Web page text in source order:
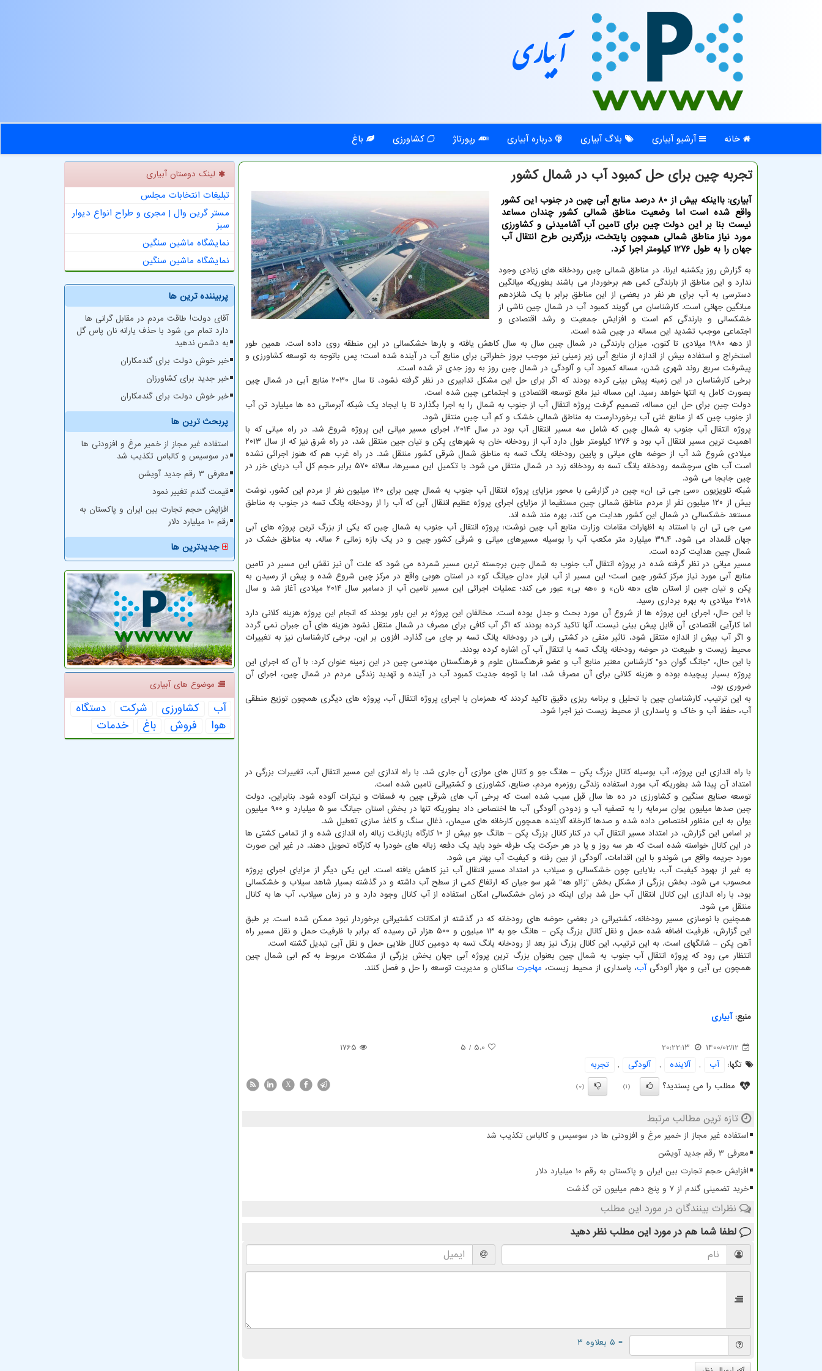
آبیاری
خانه آرشیو آبیاری بلاگ آبیاری درباره آبیاری رپورتاژ کشاورزی باغ
تجربه چین برای حل كمبود آب در شمال كشور
آبیاری: بااینکه بیش از 80 درصد منابع آبی چین در جنوب این کشور
واقع شده است اما وضعیت مناطق شمالی کشور چندان مساعد
نیست بنا بر این دولت چین برای تامین آب آشامیدنی و کشاورزی
مورد نیاز مناطق شمالی همچون پایتخت، بزرگترین طرح انتقال آب
جهان را به طول 1276 کیلومتر اجرا کرد.
به گزارش روز یکشنبه ایرنا، در مناطق شمالی چین رودخانه های زیادی وجود
ندارد و این مناطق از بارندگی کمی هم برخوردار می باشند بطوریکه میانگین
دسترسی به آب برای هر نفر در بعضی از این مناطق برابر با یک شانزدهم
میانگین جهانی است. کارشناسان می گویند کمبود آب در شمال چین ناشی از
خشکسالی و بارندگی کم است و افزایش جمعیت و رشد اقتصادی و
اجتماعی موجب تشدید این مساله در چین شده است.
از دهه ۱۹۸۰ میلادی تا کنون، میزان بارندگی در شمال چین سال به سال کاهش یافته و بارها خشکسالی در این منطقه روی داده است. همین طور
استخراج و استفاده بیش از اندازه از منابع آبی زیر زمینی نیز موجب بروز خطراتی برای منابع آب در آینده شده است؛ پس باتوجه به توسعه کشاورزی و
پیشرفت سریع روند شهری شدن، مساله کمبود آب و آلودگی در شمال چین روز به روز جدی تر شده است.
برخی کارشناسان در این زمینه پیش بینی کرده بودند که اگر برای حل این مشکل تدابیری در نظر گرفته نشود، تا سال ۲۰۳۰ منابع آبی در شمال چین
بصورت کامل به انتها خواهد رسید. این مساله نیز مانع توسعه اقتصادی و اجتماعی چین شده است.
دولت چین برای حل این مساله، تصمیم گرفت پروژه انتقال آب از جنوب به شمال را به اجرا بگذارد تا با ایجاد یک شبکه آبرسانی ده ها میلیارد تن آب
از جنوب چین که از منابع غنی آب برخوردارست به مناطق شمالی خشک و کم آب چین منتقل شود.
پروژه انتقال آب جنوب به شمال چین که شامل سه مسیر انتقال آب بود در سال ۲۰۱۴، اجرای مسیر میانی این پروژه شروع شد. در راه میانی که با
اهمیت ترین مسیر انتقال آب بود و ۱۲۷۶ کیلومتر طول دارد آب از رودخانه خان به شهرهای پکن و تیان جین منتقل شد، در راه شرق نیز که از سال ۲۰۱۳
میلادی شروع شد آب از حوضه های میانی و پایین رودخانه یانگ تسه به مناطق شمال شرقی کشور منتقل شد. در راه غرب هم که هنوز اجرائی نشده
است آب های سرچشمه رودخانه یانگ تسه به رودخانه زرد در شمال منتقل می شود. با تکمیل این مسیرها، سالانه ۵۷۰ برابر حجم کل آب دریای خزر در
چین جابجا می شود.
شبکه تلویزیون «سی جی تی ان» چین در گزارشی با محور مزایای پروژه انتقال آب جنوب به شمال چین برای ۱۲۰ میلیون نفر از مردم این کشور، نوشت
بیش از ۱۲۰ میلیون نفر از مردم مناطق شمالی چین مستقیما از مزایای اجرای پروژه عظیم انتقال آبی که آب را از رودخانه یانگ تسه در جنوب به مناطق
مستعد خشکسالی در شمال این کشور هدایت می کند، بهره مند شده اند.
سی جی تی ان با استناد به اظهارات مقامات وزارت منابع آب چین نوشت: پروژه انتقال آب جنوب به شمال چین که یکی از بزرگ ترین پروژه های آبی
جهان قلمداد می شود، ۳۹.۴ میلیارد متر مکعب آب را بوسیله مسیرهای میانی و شرقی کشور چین و در یک بازه زمانی ۶ ساله، به مناطق خشک در
شمال چین هدایت کرده است.
مسیر میانی در نظر گرفته شده در پروژه انتقال آب جنوب به شمال چین برجسته ترین مسیر شمرده می شود که علت آن نیز نقش این مسیر در تامین
منابع آبی مورد نیاز مرکز کشور چین است؛ این مسیر از آب انبار «دان جیانگ کو» در استان هوبی واقع در مرکز چین شروع شده و پیش از رسیدن به
پکن و تیان جین از استان های «هه نان» و «هه بی» عبور می کند؛ عملیات اجرائی این مسیر تامین آب از دسامبر سال ۲۰۱۴ میلادی آغاز شد و سال
۲۰۱۸ میلادی به بهره برداری رسید.
با این حال، اجرای این پروژه ها از شروع آن مورد بحث و جدل بوده است. مخالفان این پروژه بر این باور بودند که انجام این پروژه هزینه کلانی دارد
اما کارآیی اقتصادی آن قابل پیش بینی نیست. آنها تاکید کرده بودند که اگر آب کافی برای مصرف در شمال منتقل نشود هزینه های آن جبران نمی گردد
و اگر آب بیش از اندازه منتقل شود، تاثیر منفی در کشتی رانی در رودخانه یانگ تسه بر جای می گذارد. افزون بر این، برخی کارشناسان نیز به تغییرات
محیط زیست و طبیعت در حوضه رودخانه یانگ تسه با انتقال آب آن اشاره کرده بودند.
با این حال، "جانگ گوان دو" کارشناس معتبر منابع آب و عضو فرهنگستان علوم و فرهنگستان مهندسی چین در این زمینه عنوان کرد: با آن که اجرای این
پروژه بسیار پیچیده بوده و هزینه کلانی برای آن مصرف شد، اما با توجه جدیت کمبود آب در آینده و تهدید زندگی مردم در شمال چین، اجرای آن
ضروری بود.
به این ترتیب، کارشناسان چین با تحلیل و برنامه ریزی دقیق تاکید کردند که همزمان با اجرای پروژه انتقال آب، پروژه های دیگری همچون توزیع منطقی
آب، حفظ آب و خاک و پاسداری از محیط زیست نیز اجرا شود.
با راه اندازی این پروژه، آب بوسیله کانال بزرگ پکن – هانگ جو و کانال های موازی آن جاری شد. با راه اندازی این مسیر انتقال آب، تغییرات بزرگی در
امتداد آن پیدا شد بطوریکه آب مورد استفاده زندگی روزمره مردم، صنایع، کشاورزی و کشتیرانی تامین شده است.
توسعه صنایع سنگین و کشاورزی در ده ها سال قبل سبب شده است که برخی آب های شرقی چین به فسفات و نیترات آلوده شود. بنابراین، دولت
چین صدها میلیون یوان سرمایه را به تصفیه آب و زدودن آلودگی آب ها اختصاص داد بطوریکه تنها در بخش استان جیانگ سو ۵ میلیارد و ۹۰۰ میلیون
یوان به این منظور اختصاص داده شده و صدها کارخانه آلاینده همچون کارخانه های سیمان، ذغال سنگ و کاغذ سازی تعطیل شد.
بر اساس این گزارش، در امتداد مسیر انتقال آب در کنار کانال بزرگ پکن – هانگ جو بیش از ۱۰ کارگاه بازیافت زباله راه اندازی شده و از تمامی کشتی ها
در این کانال خواسته شده است که هر سه روز و یا در هر حرکت یک طرفه خود باید یک دفعه زباله های خودرا به کارگاه تحویل دهند. در غیر این صورت
مورد جریمه واقع می شوندو با این اقدامات، آلودگی از بین رفته و کیفیت آب بهتر می شود.
به غیر از بهبود کیفیت آب، بلایایی چون خشکسالی و سیلاب در امتداد مسیر انتقال آب نیز کاهش یافته است. این یکی دیگر از مزایای اجرای پروژه
محسوب می شود. بخش بزرگی از مشکل بخش "زائو هه" شهر سو جیان که ارتفاع کمی از سطح آب داشته و در گذشته بسیار شاهد سیلاب و خشکسالی
بود، با راه اندازی این کانال انتقال آب حل شد برای اینکه در زمان خشکسالی امکان استفاده از آب کانال وجود دارد و در زمان سیلاب، آب ها به کانال
منتقل می شود.
همچنین با نوسازی مسیر رودخانه، کشتیرانی در بعضی حوضه های رودخانه که در گذشته از امکانات کشتیرانی برخوردار نبود ممکن شده است. بر طبق
این گزارش، ظرفیت اضافه شده حمل و نقل کانال بزرگ پکن – هانگ جو به ۱۳ میلیون و ۵۰۰ هزار تن رسیده که برابر با ظرفیت حمل و نقل مسیر راه
آهن پکن – شانگهای است. به این ترتیب، این کانال بزرگ نیز بعد از رودخانه یانگ تسه به دومین کانال طلایی حمل و نقل آبی تبدیل گشته است.
انتظار می رود که پروژه انتقال آب جنوب به شمال چین بعنوان بزرگ ترین پروژه آبی جهان بخش بزرگی از مشکلات مربوط به کم ابی شمال چین
همچون بی آبی و مهار آلودگیآب، پاسداری از محیط زیست، مهاجرت ساکنان و مدیریت توسعه را حل و فصل کنند.
منبع:آبیاری
1400/02/12
20:22:13
5.0
/ 5
1765
تگها:
آب , آلاینده , آلودگی ,
تجربه
مطلب را می پسندید؟
(1)
(0)
X
تازه ترین مطالب مرتبط
استفاده غیر مجاز از خمیر مرغ و افزودنی ها در سوسیس و کالباس تکذیب شد
معرفی ۳ رقم جدید آویشن
افزایش حجم تجارت بین ایران و پاکستان به رقم 10 میلیارد دلار
خرید تضمینی گندم از ۷ و پنج دهم میلیون تن گذشت
نظرات بینندگان در مورد این مطلب
لطفا شما هم در مورد این مطلب نظر دهید
= ۵ بعلاوه ۳
لینک دوستان آبیاری
تبلیغات انتخابات مجلس
مستر گرین وال | مجری و طراح انواع دیوار
سبز
نمایشگاه ماشین سنگین
نمایشگاه ماشین سنگین
پربیننده ترین ها
آقای دولت! طاقت مردم در مقابل گرانی ها
دارد تمام می شود با حذف یارانه نان پاس گل
به دشمن ندهید
خبر خوش دولت برای گندمکاران
خبر جدید برای کشاورزان
خبر خوش دولت برای گندمکاران
پربحث ترین ها
استفاده غیر مجاز از خمیر مرغ و افزودنی ها
در سوسیس و کالباس تکذیب شد
معرفی ۳ رقم جدید آویشن
قیمت گندم تغییر نمود
افزایش حجم تجارت بین ایران و پاکستان به
رقم 10 میلیارد دلار
جدیدترین ها
موضوع های آبیاری
آب كشاورزی شركت
دستگاه
هوا
فروش باغ خدمات